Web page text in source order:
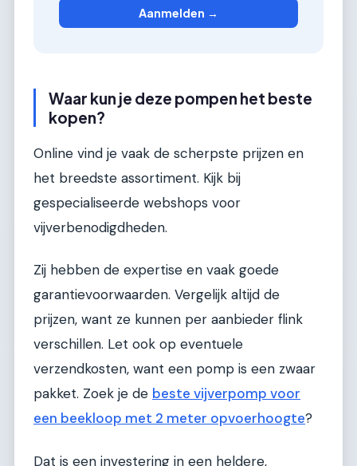
Aanmelden →
Waar kun je deze pompen het beste
kopen?
Online vind je vaak de scherpste prijzen en
het breedste assortiment. Kijk bij
gespecialiseerde webshops voor
vijverbenodigdheden.
Zij hebben de expertise en vaak goede
garantievoorwaarden. Vergelijk altijd de
prijzen, want ze kunnen per aanbieder flink
verschillen. Let ook op eventuele
verzendkosten, want een pomp is een zwaar
pakket. Zoek je de beste vijverpomp voor
een beekloop met 2 meter opvoerhoogte?
Dat is een investering in een heldere,